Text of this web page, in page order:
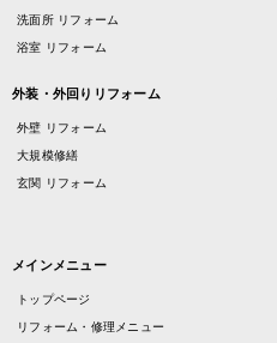
洗面所 リフォーム
浴室 リフォーム
外装・外回りリフォーム
外壁 リフォーム
大規模修繕
玄関 リフォーム
メインメニュー
トップページ
リフォーム・修理メニュー